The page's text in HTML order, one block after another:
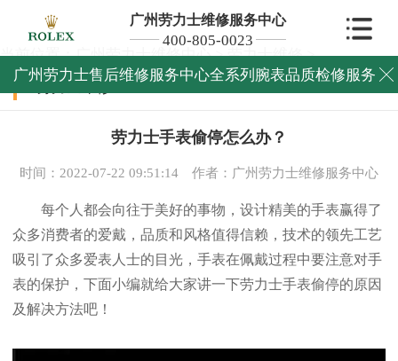
广州劳力士维修服务中心
400-805-0023
广州劳力士售后维修服务中心全系列腕表品质检修服务 
当前位置：广州劳力士维修中心>劳力士维修>
劳力士维修
劳力士手表偷停怎么办？
时间：2022-07-22 09:51:14 作者：广州劳力士维修服务中心
每个人都会向往于美好的事物，设计精美的手表赢得了
众多消费者的爱戴，品质和风格值得信赖，技术的领先工艺
吸引了众多爱表人士的目光，手表在佩戴过程中要注意对手
表的保护，下面小编就给大家讲一下劳力士手表偷停的原因
及解决方法吧！